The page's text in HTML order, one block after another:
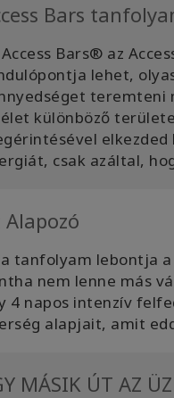
Bars
Bars® az
lehet,
teremteni
különböző
csak azáltal,
Alapozó
a tanfolyam lebontja
nem lenne más
4 napos intenzív
alapjait, amit
MÁSIK ÚT AZ